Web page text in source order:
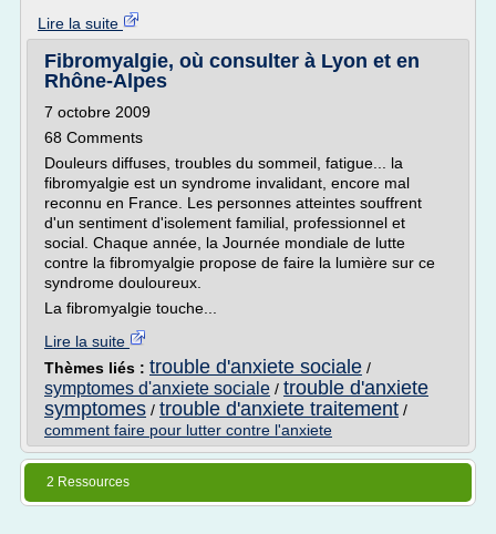
Lire la suite
Fibromyalgie, où consulter à Lyon et en
Rhône-Alpes
7 octobre 2009
68 Comments
Douleurs diffuses, troubles du sommeil, fatigue... la
fibromyalgie est un syndrome invalidant, encore mal
reconnu en France. Les personnes atteintes souffrent
d'un sentiment d'isolement familial, professionnel et
social. Chaque année, la Journée mondiale de lutte
contre la fibromyalgie propose de faire la lumière sur ce
syndrome douloureux.
La fibromyalgie touche...
Lire la suite
Thèmes liés : trouble d'anxiete sociale /
symptomes d'anxiete sociale / trouble d'anxiete
symptomes / trouble d'anxiete traitement /
comment faire pour lutter contre l'anxiete
2 Ressources